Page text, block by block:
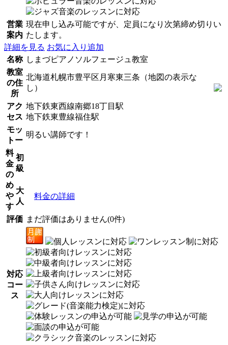
営業
案内
現在申し込み可能ですが、定員になり次第締め切りい
たします。
詳細を見る お気に入り追加
名称 しまづピアノソルフェージュ教室
教室
の住
所
北海道札幌市豊平区月寒東三条（地図の表示な
し）
アク
セス
地下鉄東西線南郷18丁目駅
地下鉄東豊線福住駅
モッ
トー
明るい講師です！
料
金
の
め
や
す
初
級
大
人
料金の詳細
評価 まだ評価はありません(0件)
対応
コー
ス